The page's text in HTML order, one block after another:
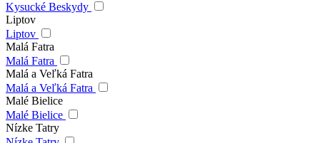
Kysucké Beskydy
Liptov
Liptov
Malá Fatra
Malá Fatra
Malá a Veľká Fatra
Malá a Veľká Fatra
Malé Bielice
Malé Bielice
Nízke Tatry